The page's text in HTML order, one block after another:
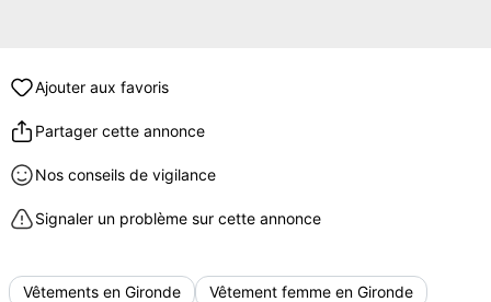
Ajouter aux favoris
Partager cette annonce
Nos conseils de vigilance
Signaler un problème sur cette annonce
Vêtements en Gironde
Vêtement femme en Gironde